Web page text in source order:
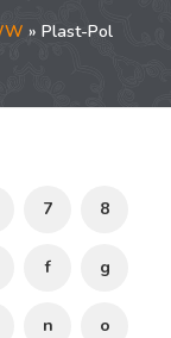
» Plast-Pol
7 8
f g
n o